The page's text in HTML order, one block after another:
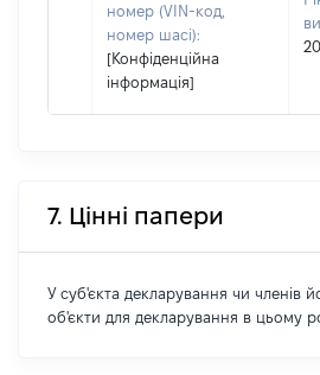
номер (VIN-код,
номер шасі):
[Конфіденційна
інформація]
7. Цінні папери
У суб'єкта декларування чи членів
об'єкти для декларування в цьому